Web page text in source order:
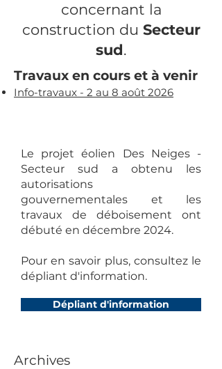
concernant la
construction du Secteur
sud.
Travaux en cours et à venir​​​
Info-travaux - 2 au 8 août 2026​​​
Le projet éolien Des Neiges -
Secteur sud a obtenu les
autorisations
gouvernementales et les
travaux de déboisement ont
débuté en décembre 2024.
Pour en savoir plus, consultez le
dépliant d'information.
Dépliant d'information
Archives